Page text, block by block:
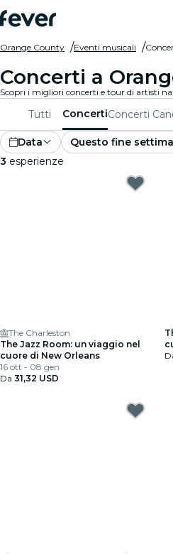
Orange County Eventi musicali
Concerti a
Tutti ConcertiConcerti
Data Questo fine
3 esperienze
The Charleston
The Jazz Room: un viaggio nel
cuore di New Orleans
16 ott - 08 gen
Da 31,32 USD